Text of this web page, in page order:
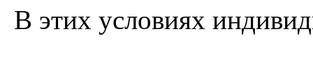
В этих условиях